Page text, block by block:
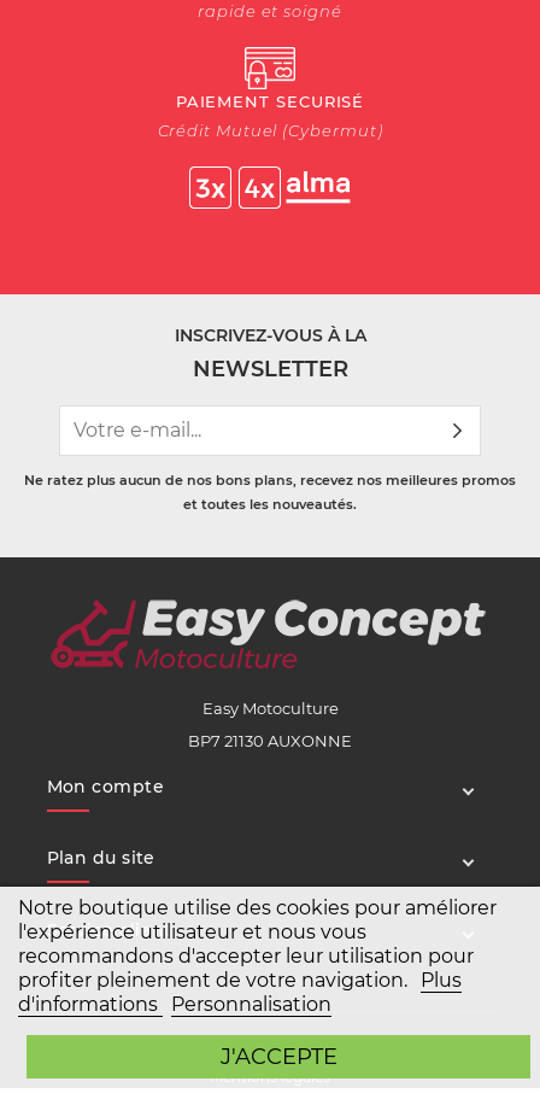
Notre boutique utilise des cookies pour améliorer
l'expérience utilisateur et nous vous
recommandons d'accepter leur utilisation pour
profiter pleinement de votre navigation.
Plus
d'informations
Personnalisation
J'ACCEPTE
rapide et soigné
PAIEMENT SECURISÉ
Crédit Mutuel (Cybermut)
INSCRIVEZ-VOUS À LA
NEWSLETTER
Ne ratez plus aucun de nos bons plans, recevez nos meilleures promos
et toutes les nouveautés.
Easy Motoculture
BP7 21130 AUXONNE
Mon compte
Plan du site
Service client
Copyright Easy Motoculture 2026
Mentions légales